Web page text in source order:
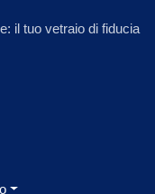
il tuo vetraio di fiducia